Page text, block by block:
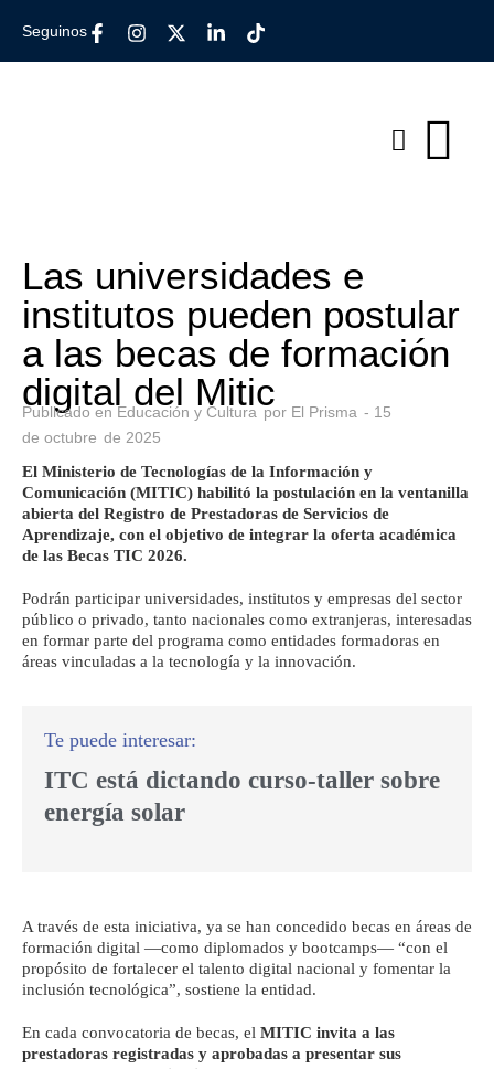
Seguinos
Las universidades e
institutos pueden postular
a las becas de formación
digital del Mitic
Publicado en Educación y Cultura por El Prisma - 15
de octubre de 2025
El Ministerio de Tecnologías de la Información y
Comunicación (MITIC) habilitó la postulación en la ventanilla
abierta del Registro de Prestadoras de Servicios de
Aprendizaje, con el objetivo de integrar la oferta académica
de las Becas TIC 2026.
Podrán participar universidades, institutos y empresas del sector
público o privado, tanto nacionales como extranjeras, interesadas
en formar parte del programa como entidades formadoras en
áreas vinculadas a la tecnología y la innovación.
ITC está dictando curso-taller sobre
energía solar
A través de esta iniciativa, ya se han concedido becas en áreas de
formación digital —como diplomados y bootcamps— “con el
propósito de fortalecer el talento digital nacional y fomentar la
inclusión tecnológica”, sostiene la entidad.
En cada convocatoria de becas, el MITIC invita a las
prestadoras registradas y aprobadas a presentar sus